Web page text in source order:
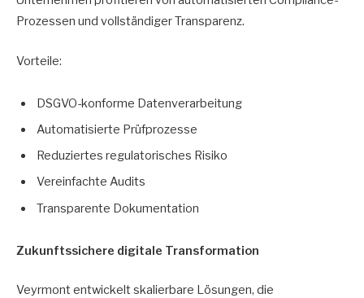
Prozessen und vollständiger Transparenz.
Vorteile:
DSGVO-konforme Datenverarbeitung
Automatisierte Prüfprozesse
Reduziertes regulatorisches Risiko
Vereinfachte Audits
Transparente Dokumentation
Zukunftssichere digitale Transformation
Veyrmont entwickelt skalierbare Lösungen, die